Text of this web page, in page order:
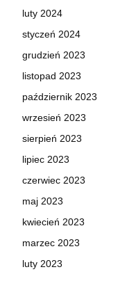
luty 2024
styczeń 2024
grudzień 2023
listopad 2023
październik 2023
wrzesień 2023
sierpień 2023
lipiec 2023
czerwiec 2023
maj 2023
kwiecień 2023
marzec 2023
luty 2023